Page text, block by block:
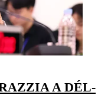
A DÉL-